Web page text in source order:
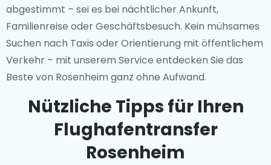
abgestimmt – sei es bei nächtlicher Ankunft,
Familienreise oder Geschäftsbesuch. Kein mühsames
Suchen nach Taxis oder Orientierung mit öffentlichem
Verkehr – mit unserem Service entdecken Sie das
Beste von Rosenheim ganz ohne Aufwand.
Nützliche Tipps für Ihren
Flughafentransfer
Rosenheim